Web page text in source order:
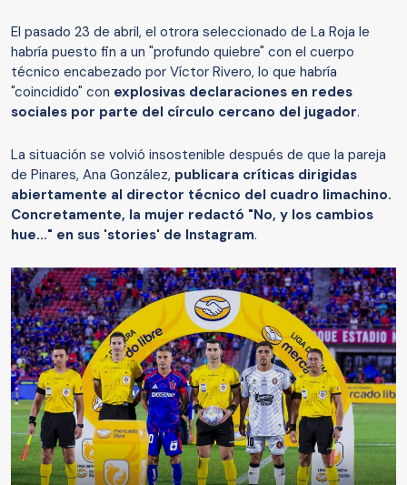
El pasado 23 de abril, el otrora seleccionado de La Roja le
habría puesto fin a un "profundo quiebre" con el cuerpo
técnico encabezado por Víctor Rivero, lo que habría
"coincidido" con explosivas declaraciones en redes
sociales por parte del círculo cercano del jugador.
La situación se volvió insostenible después de que la pareja
de Pinares, Ana González, publicara críticas dirigidas
abiertamente al director técnico del cuadro limachino.
Concretamente, la mujer redactó "No, y los cambios
hue..." en sus 'stories' de Instagram.